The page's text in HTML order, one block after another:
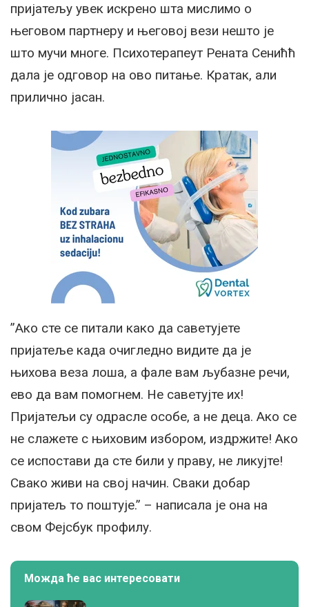
пријатељу увек искрено шта мислимо о
његовом партнеру и његовој вези нешто је
што мучи многе. Психотерапеут Рената Сенићћ
дала је одговор на ово питање. Кратак, али
прилично јасан.
”Ако сте се питали како да саветујете
пријатеље када очигледно видите да је
њихова веза лоша, а фале вам љубазне речи,
ево да вам помогнем. Не саветујте их!
Пријатељи су одрасле особе, а не деца. Ако се
не слажете с њиховим избором, издржите! Ако
се испостави да сте били у праву, не ликујте!
Свако живи на свој начин. Сваки добар
пријатељ то поштује.” – написала је она на
свом Фејсбук профилу.
Можда ће вас интересовати